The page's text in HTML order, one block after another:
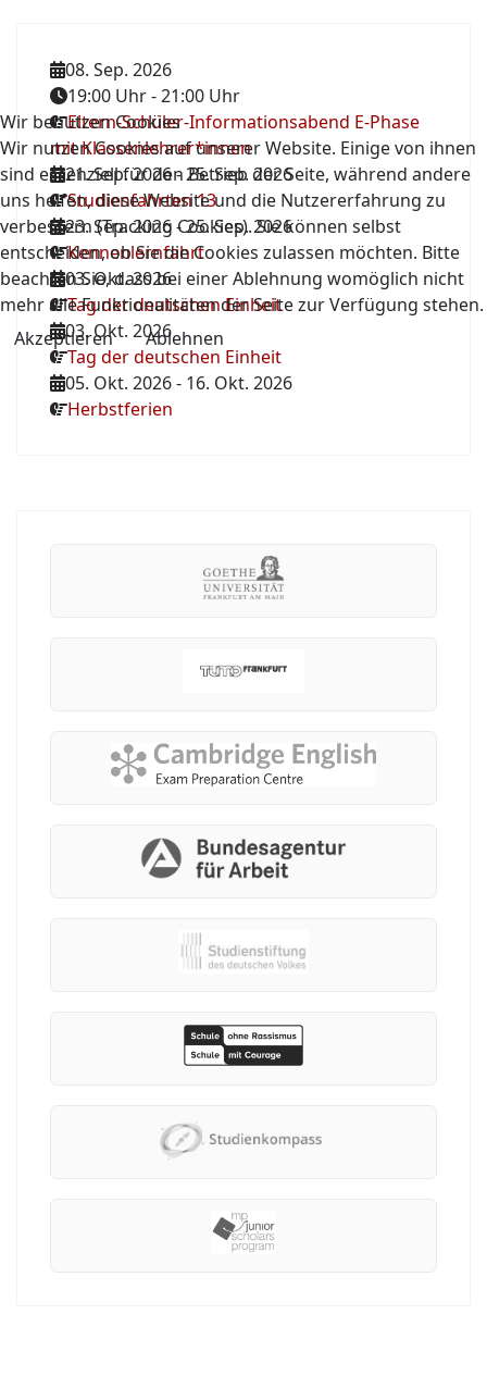
08. Sep. 2026
19:00 Uhr-21:00 Uhr
Eltern-Schüler-Informationsabend E-Phase
mit Klassenlehrer*innen
21. Sep. 2026-25. Sep. 2026
Studienfahrten 13
23. Sep. 2026-25. Sep. 2026
Kennenlernfahrt
03. Okt. 2026
Tag der deutschen Einheit
03. Okt. 2026
Tag der deutschen Einheit
05. Okt. 2026- 16. Okt. 2026
Herbstferien
Wir benutzen Cookies
Wir nutzen Cookies auf unserer Website. Einige von ihnen
sind essenziell für den Betrieb der Seite, während andere
uns helfen, diese Website und die Nutzererfahrung zu
verbessern (Tracking Cookies). Sie können selbst
entscheiden, ob Sie die Cookies zulassen möchten. Bitte
beachten Sie, dass bei einer Ablehnung womöglich nicht
mehr alle Funktionalitäten der Seite zur Verfügung stehen.
Akzeptieren
Ablehnen